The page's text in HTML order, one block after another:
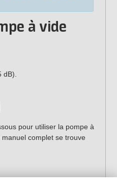
à vide
dB).
pour utiliser la pompe à
complet se trouve